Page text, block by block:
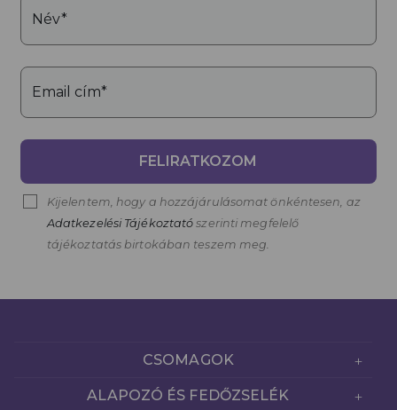
Név*
Email cím*
FELIRATKOZOM
Kijelentem, hogy a hozzájárulásomat önkéntesen, az
Adatkezelési Tájékoztató szerinti megfelelő
tájékoztatás birtokában teszem meg.
CSOMAGOK
ALAPOZÓ ÉS FEDŐZSELÉK